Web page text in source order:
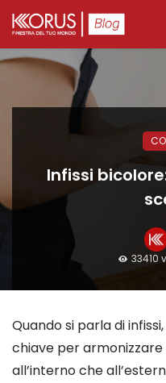
Infissi
33410
Quando si parla di
chiave per armonizzare
all’interno che